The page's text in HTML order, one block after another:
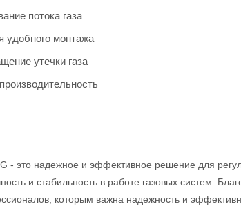
потока газа
удобного монтажа
утечки газа
- это надежное и эффективное решение для
и стабильность в работе газовых систем.
которым важна надежность и